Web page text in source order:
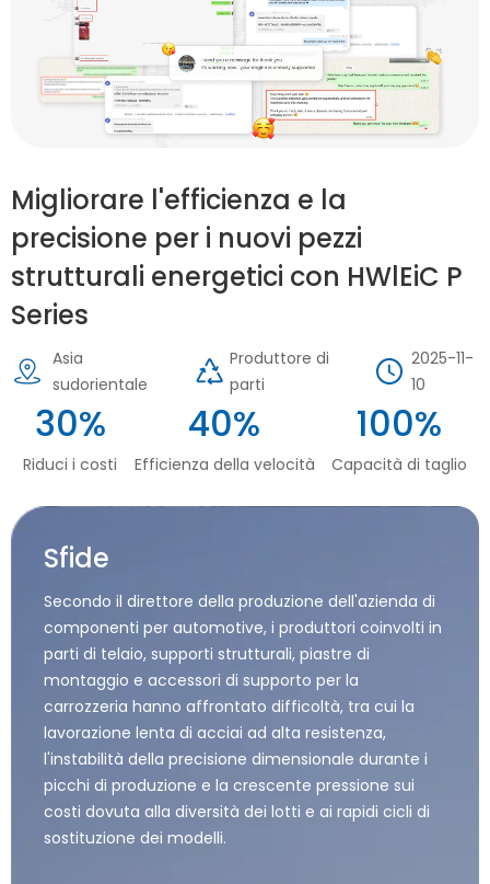
Migliorare l'efficienza e la
precisione per i nuovi pezzi
strutturali energetici con HWlEiC P
Series
Asia
sudorientale
Produttore di
parti
2025-11-
10
30%
Riduci i costi
40%
Efficienza della velocità
100%
Capacità di taglio
Sfide
Secondo il direttore della produzione dell'azienda di
componenti per automotive, i produttori coinvolti in
parti di telaio, supporti strutturali, piastre di
montaggio e accessori di supporto per la
carrozzeria hanno affrontato difficoltà, tra cui la
lavorazione lenta di acciai ad alta resistenza,
l'instabilità della precisione dimensionale durante i
picchi di produzione e la crescente pressione sui
costi dovuta alla diversità dei lotti e ai rapidi cicli di
sostituzione dei modelli.